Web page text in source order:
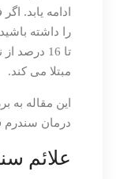
ادامه یابد.
را داشته
مبتلا می کند.
این مقاله به
درمان سندرم
علائم